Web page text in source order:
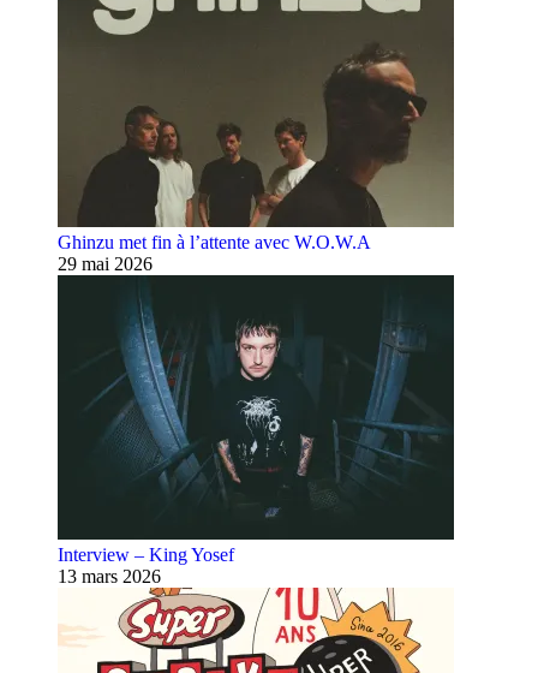
Ghinzu met fin à l’attente avec W.O.W.A
29 mai 2026
Interview – King Yosef
13 mars 2026